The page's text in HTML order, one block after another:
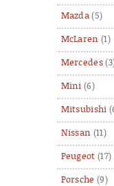
Mazda (5)
McLaren (1)
Mercedes
Mini (6)
Mitsubishi
Nissan (11)
Peugeot (17)
Porsche (9)